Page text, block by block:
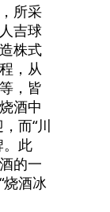
所采
吉球
株式
，从
，皆
酒中
而“川
。此
的一
酒冰